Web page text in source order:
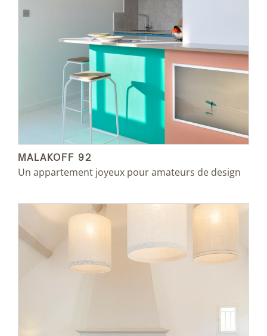
MALAKOFF 92
Un appartement joyeux pour amateurs de design